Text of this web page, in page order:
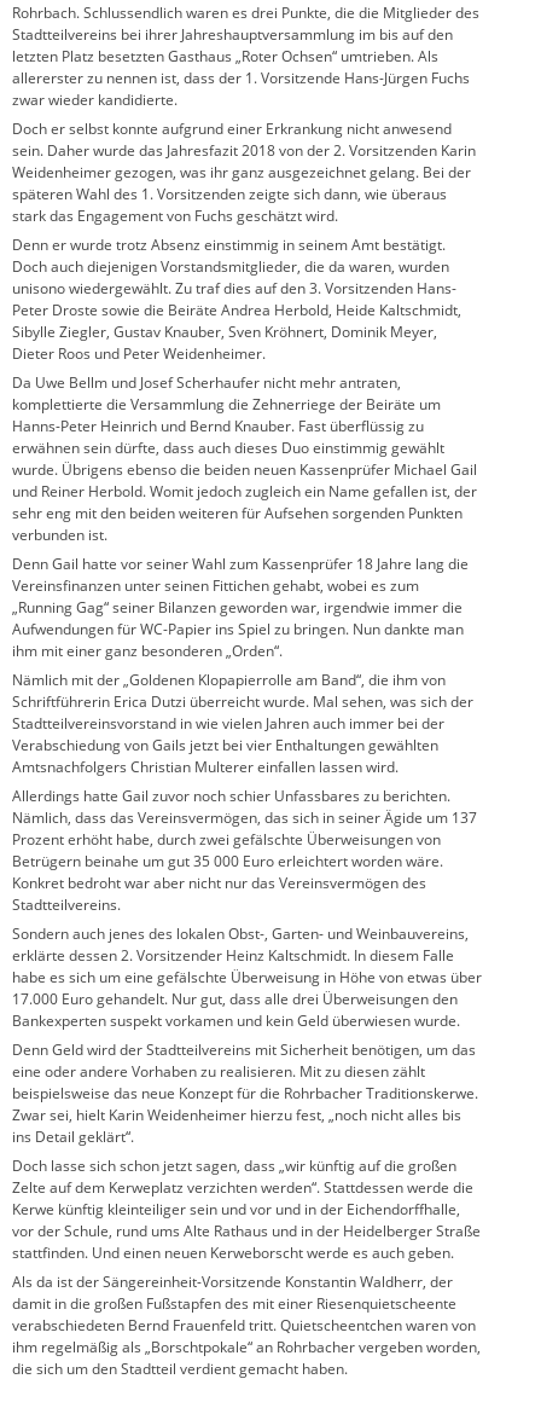
Rohrbach. Schlussendlich waren es drei Punkte, die die Mitglieder des
Stadtteilvereins bei ihrer Jahreshauptversammlung im bis auf den
letzten Platz besetzten Gasthaus „Roter Ochsen“ umtrieben. Als
allererster zu nennen ist, dass der 1. Vorsitzende Hans-Jürgen Fuchs
zwar wieder kandidierte.
Doch er selbst konnte aufgrund einer Erkrankung nicht anwesend
sein. Daher wurde das Jahresfazit 2018 von der 2. Vorsitzenden Karin
Weidenheimer gezogen, was ihr ganz ausgezeichnet gelang. Bei der
späteren Wahl des 1. Vorsitzenden zeigte sich dann, wie überaus
stark das Engagement von Fuchs geschätzt wird.
Denn er wurde trotz Absenz einstimmig in seinem Amt bestätigt.
Doch auch diejenigen Vorstandsmitglieder, die da waren, wurden
unisono wiedergewählt. Zu traf dies auf den 3. Vorsitzenden Hans-
Peter Droste sowie die Beiräte Andrea Herbold, Heide Kaltschmidt,
Sibylle Ziegler, Gustav Knauber, Sven Kröhnert, Dominik Meyer,
Dieter Roos und Peter Weidenheimer.
Da Uwe Bellm und Josef Scherhaufer nicht mehr antraten,
komplettierte die Versammlung die Zehnerriege der Beiräte um
Hanns-Peter Heinrich und Bernd Knauber. Fast überflüssig zu
erwähnen sein dürfte, dass auch dieses Duo einstimmig gewählt
wurde. Übrigens ebenso die beiden neuen Kassenprüfer Michael Gail
und Reiner Herbold. Womit jedoch zugleich ein Name gefallen ist, der
sehr eng mit den beiden weiteren für Aufsehen sorgenden Punkten
verbunden ist.
Denn Gail hatte vor seiner Wahl zum Kassenprüfer 18 Jahre lang die
Vereinsfinanzen unter seinen Fittichen gehabt, wobei es zum
„Running Gag“ seiner Bilanzen geworden war, irgendwie immer die
Aufwendungen für WC-Papier ins Spiel zu bringen. Nun dankte man
ihm mit einer ganz besonderen „Orden“.
Nämlich mit der „Goldenen Klopapierrolle am Band“, die ihm von
Schriftführerin Erica Dutzi überreicht wurde. Mal sehen, was sich der
Stadtteilvereinsvorstand in wie vielen Jahren auch immer bei der
Verabschiedung von Gails jetzt bei vier Enthaltungen gewählten
Amtsnachfolgers Christian Multerer einfallen lassen wird.
Allerdings hatte Gail zuvor noch schier Unfassbares zu berichten.
Nämlich, dass das Vereinsvermögen, das sich in seiner Ägide um 137
Prozent erhöht habe, durch zwei gefälschte Überweisungen von
Betrügern beinahe um gut 35 000 Euro erleichtert worden wäre.
Konkret bedroht war aber nicht nur das Vereinsvermögen des
Stadtteilvereins.
Sondern auch jenes des lokalen Obst-, Garten- und Weinbauvereins,
erklärte dessen 2. Vorsitzender Heinz Kaltschmidt. In diesem Falle
habe es sich um eine gefälschte Überweisung in Höhe von etwas über
17.000 Euro gehandelt. Nur gut, dass alle drei Überweisungen den
Bankexperten suspekt vorkamen und kein Geld überwiesen wurde.
Denn Geld wird der Stadtteilvereins mit Sicherheit benötigen, um das
eine oder andere Vorhaben zu realisieren. Mit zu diesen zählt
beispielsweise das neue Konzept für die Rohrbacher Traditionskerwe.
Zwar sei, hielt Karin Weidenheimer hierzu fest, „noch nicht alles bis
ins Detail geklärt“.
Doch lasse sich schon jetzt sagen, dass „wir künftig auf die großen
Zelte auf dem Kerweplatz verzichten werden“. Stattdessen werde die
Kerwe künftig kleinteiliger sein und vor und in der Eichendorffhalle,
vor der Schule, rund ums Alte Rathaus und in der Heidelberger Straße
stattfinden. Und einen neuen Kerweborscht werde es auch geben.
Als da ist der Sängereinheit-Vorsitzende Konstantin Waldherr, der
damit in die großen Fußstapfen des mit einer Riesenquietscheente
verabschiedeten Bernd Frauenfeld tritt. Quietscheentchen waren von
ihm regelmäßig als „Borschtpokale“ an Rohrbacher vergeben worden,
die sich um den Stadtteil verdient gemacht haben.